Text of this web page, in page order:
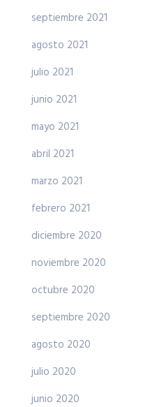
septiembre 2021
agosto 2021
julio 2021
junio 2021
mayo 2021
abril 2021
marzo 2021
febrero 2021
diciembre 2020
noviembre 2020
octubre 2020
septiembre 2020
agosto 2020
julio 2020
junio 2020